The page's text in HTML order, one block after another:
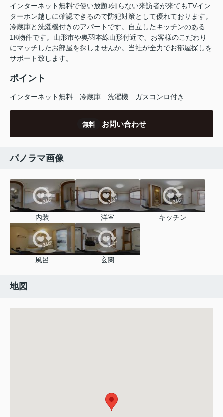
インターネット無料で使い放題♪知らない来訪者が来てもTVイン
ターホン越しに確認できるので防犯対策として優れております。
冷蔵庫と洗濯機付きのアパートです。自立したキッチンのある
1K物件です。山形市や奥羽本線山形付近で、お客様のこだわり
にマッチしたお部屋を探しませんか。当社が全力でお部屋探しを
サポート致します。
ポイント
インターネット無料 冷蔵庫 洗濯機 ガスコンロ付き
無料 お問い合わせ
パノラマ画像
内装 洋室 キッチン
風呂 玄関
地図